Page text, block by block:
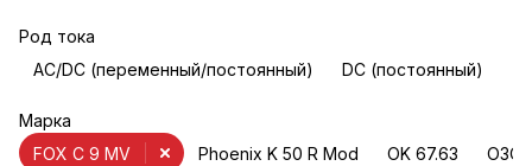
Род тока
AC/DC (переменный/постоянный)
DC (постоянный)
Марка
Phoenix K 50 R Mod
OK 67.63 ОЗС-
FOX C 9 MV